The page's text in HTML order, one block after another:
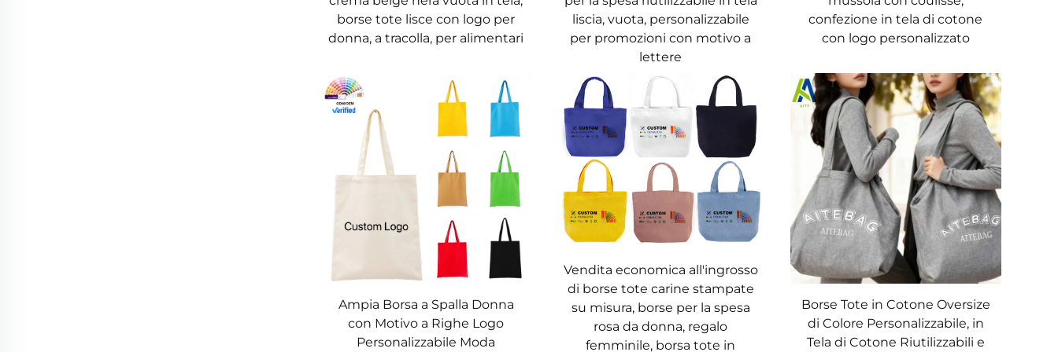
spuntini da picnic o vestiti da palestra, una borsa in tela garantisce che i tuoi oggetti rimangano al sicuro e asciutti.
La spesa alimentare è uno degli usi principali per una borsa in tela: le sue dimensioni consentono di trasportare prodotti in scatola e generi
alimentari, mentre la robustezza evita strappi. Molte borse in tela dispongono di scomparti per separare carne, latticini e prodotti ortofrutticoli.
A differenza della plastica (che si rompe e fa cadere il contenuto), una borsa in tela mantiene gli acquisti al sicuro. Gli acquirenti spesso
tengono le borse in tela in auto o nelle borse, riducendo la dipendenza dalla plastica monouso.
2. Commissioni e spostamenti quotidiani
Una borsa di tela è perfetta per le commissioni: farmacia, lavanderia o spostamenti. Una tote bag di tela contiene portafogli, telefoni e libri; uno
zaino di tela trasporta laptop e materiali per lavoro/scuola. Leggera e con manici comodi, una borsa di tela si abbina a qualsiasi outfit, dal casual
borse tote lisce con logo per
donna, a tracolla, per alimentari
liscia, vuota, personalizzabile
per promozioni con motivo a
lettere
confezione in tela di cotone
con logo personalizzato
Ampia Borsa a Spalla Donna
con Motivo a Righe Logo
Personalizzabile Moda
Vendita economica all'ingrosso
di borse tote carine stampate
su misura, borse per la spesa
rosa da donna, regalo
femminile, borsa tote in
Borse Tote in Cotone Oversize
di Colore Personalizzabile, in
Tela di Cotone Riutilizzabili e